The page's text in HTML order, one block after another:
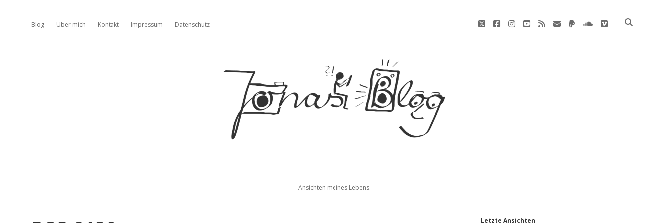
Blog Über mich Kontakt Impressum Datenschutz twitterfacebookinstagram
youtube
rss E-
paypalsoundcloud
vimeo
Jonas'
Ansichten meines Lebens.
Letzte Ansichten